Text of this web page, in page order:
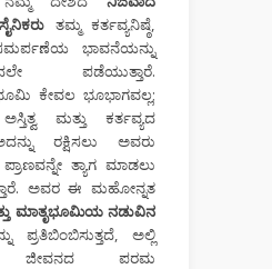
ತಮ್ಮ ಕರ್ತವ್ಯನಿಷ್ಠೆ,
ಭಾವನೆಯನ್ನು
ಪಡೆಯುತ್ತಾರೆ.
ಕೇವಲ ಭೂಭಾಗವಲ್ಲ;
ಮತ್ತು ಕರ್ತವ್ಯದ
ರಕ್ಷಿಸಲು ಅವರು
ತ್ಯಾಗ ಮಾಡಲು
ಅವರ ಈ ಮಹೋನ್ನತ
ಮಾತೃಭೂಮಿಯ ನಡುವಿನ
ಪ್ರತಿಬಿಂಬಿಸುತ್ತದೆ, ಅಲ್ಲಿ
ಜೀವನದ ಪರಮ